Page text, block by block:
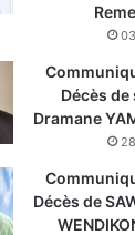
Décès
Dramane
Décès de